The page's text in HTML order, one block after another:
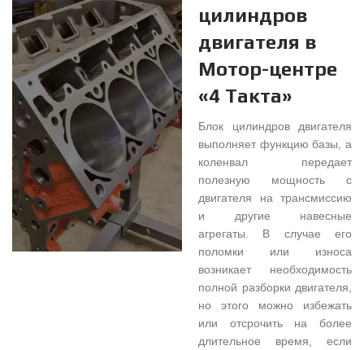
цилиндров
двигателя в
Мотор-центре
«4 Такта»
Блок цилиндров двигателя
выполняет функцию базы, а
коленвал передает
полезную мощность с
двигателя на трансмиссию
и другие навесные
агрегаты. В случае его
поломки или износа
возникает необходимость
полной разборки двигателя,
но этого можно избежать
или отсрочить на более
длительное время, если